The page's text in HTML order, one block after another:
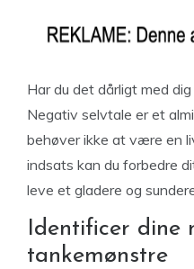
Har du det dårligt med
Negativ selvtale er et
behøver ikke at være en
indsats kan du forbedre
leve et gladere og
Identificer dine
tankemønstre